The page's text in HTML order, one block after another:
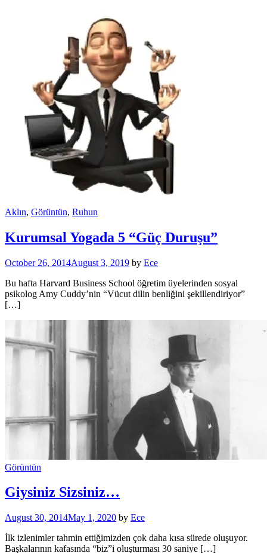
Aklın, Görüntün, Ruhun
Kurumsal Yogada 5 “Güç Duruşu”
October 26, 2014August 3, 2019 by Ece
Bu hafta Harvard Business School öğretim üyelerinden sosyal
psikolog Amy Cuddy’nin “Vücut dilin benliğini şekillendiriyor”
[…]
Görüntün
Giysiniz Sizsiniz…
August 30, 2014May 1, 2020 by Ece
İlk izlenimler tahmin ettiğimizden çok daha kısa sürede oluşuyor.
Başkalarının kafasında “biz”i oluşturması 30 saniye […]